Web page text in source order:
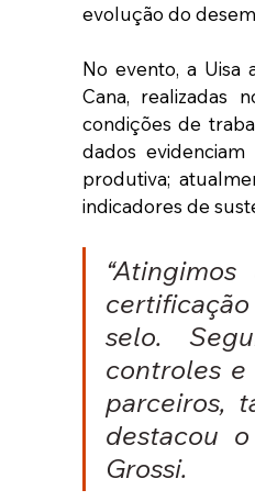
evolução do
No evento, a Uisa
Cana, realizadas
condições de
dados
produtiva;
indicadores de
certificação
selo.
controles e
parceiros,
destacou
Grossi.